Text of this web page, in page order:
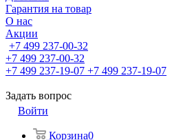
Гарантия на товар
О нас
Акции
+7 499 237-00-32
+7 499 237-00-32
+7 499 237-19-07 +7 499 237-19-07
Задать вопрос
Войти
Корзина0